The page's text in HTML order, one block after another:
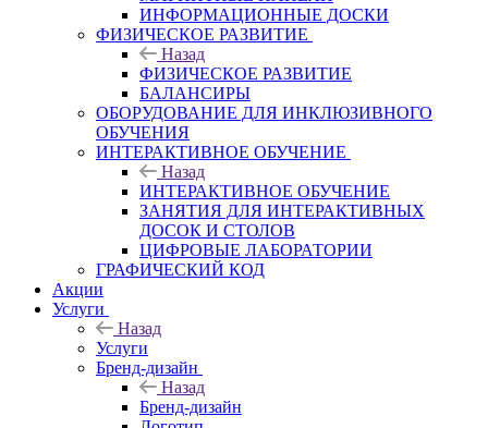
ИНФОРМАЦИОННЫЕ ДОСКИ
ФИЗИЧЕСКОЕ РАЗВИТИЕ
Назад
ФИЗИЧЕСКОЕ РАЗВИТИЕ
БАЛАНСИРЫ
ОБОРУДОВАНИЕ ДЛЯ ИНКЛЮЗИВНОГО
ОБУЧЕНИЯ
ИНТЕРАКТИВНОЕ ОБУЧЕНИЕ
Назад
ИНТЕРАКТИВНОЕ ОБУЧЕНИЕ
ЗАНЯТИЯ ДЛЯ ИНТЕРАКТИВНЫХ
ДОСОК И СТОЛОВ
ЦИФРОВЫЕ ЛАБОРАТОРИИ
ГРАФИЧЕСКИЙ КОД
Акции
Услуги
Назад
Услуги
Бренд-дизайн
Назад
Бренд-дизайн